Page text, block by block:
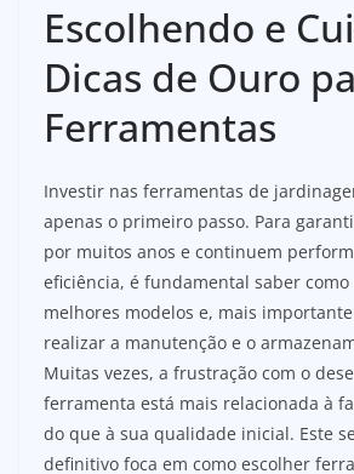
Escolhendo e
Dicas de Ouro
Ferramentas
Investir nas ferramentas de
apenas o primeiro passo. Para
por muitos anos e continuem
eficiência, é fundamental saber como
melhores modelos e, mais
realizar a manutenção e o
Muitas vezes, a frustração com o
ferramenta está mais relacionada à
do que à sua qualidade inicial. Este
definitivo foca em como escolher